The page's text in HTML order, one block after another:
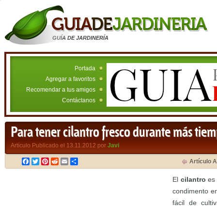
GUÍA DE JARDINERÍA
Portada
Agregar a favoritos
Recomendar a tus amigos
Contáctanos
Para tener cilantro fresco durante más
Artículo Publicado el 13.11.2012 por Javi
Facebook
TwitterPinterest
RedditEmail Artículo
El cilantro es
condimento
fácil de